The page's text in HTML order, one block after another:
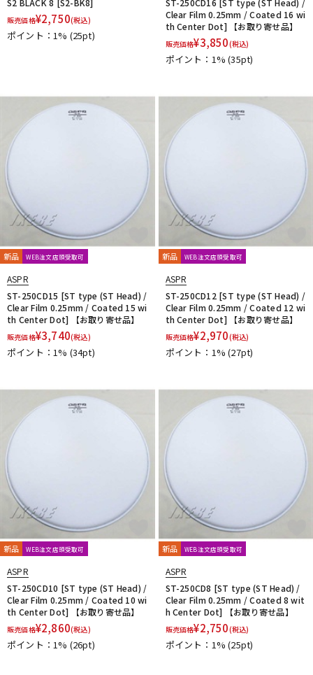
S2 BLACK 8 [S2-BK8]
販売価格¥2,750(税込)
ポイント：1% (25pt)
ST-250CD16 [ST type (ST Head) /
Clear Film 0.25mm / Coated 16 wi
th Center Dot] 【お取り寄せ品】
販売価格¥3,850(税込)
ポイント：1%(35pt)
新品 WEB注文店頭受取可
ASPR
ST-250CD15 [ST type (ST Head) /
Clear Film 0.25mm / Coated 15 wi
th Center Dot] 【お取り寄せ品】
販売価格¥3,740(税込)
ポイント：1% (34pt)
新品 WEB注文店頭受取可
ASPR
ST-250CD12 [ST type (ST Head) /
Clear Film 0.25mm / Coated 12 wi
th Center Dot] 【お取り寄せ品】
販売価格¥2,970(税込)
ポイント：1%(27pt)
新品 WEB注文店頭受取可
ASPR
ST-250CD10 [ST type (ST Head) /
Clear Film 0.25mm / Coated 10 wi
th Center Dot] 【お取り寄せ品】
販売価格¥2,860(税込)
ポイント：1% (26pt)
新品 WEB注文店頭受取可
ASPR
ST-250CD8 [ST type (ST Head) /
Clear Film 0.25mm / Coated 8 wit
h Center Dot] 【お取り寄せ品】
販売価格¥2,750(税込)
ポイント：1%(25pt)